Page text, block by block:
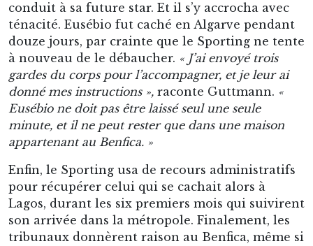
conduit à sa future star. Et il s’y accrocha avec
ténacité. Eusébio fut caché en Algarve pendant
douze jours, par crainte que le Sporting ne tente
à nouveau de le débaucher. « J’ai envoyé trois
gardes du corps pour l’accompagner, et je leur ai
donné mes instructions », raconte Guttmann. «
Eusébio ne doit pas être laissé seul une seule
minute, et il ne peut rester que dans une maison
appartenant au Benfica. »
Enfin, le Sporting usa de recours administratifs
pour récupérer celui qui se cachait alors à
Lagos, durant les six premiers mois qui suivirent
son arrivée dans la métropole. Finalement, les
tribunaux donnèrent raison au Benfica, même si